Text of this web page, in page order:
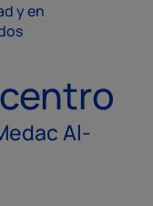
y en
Al-